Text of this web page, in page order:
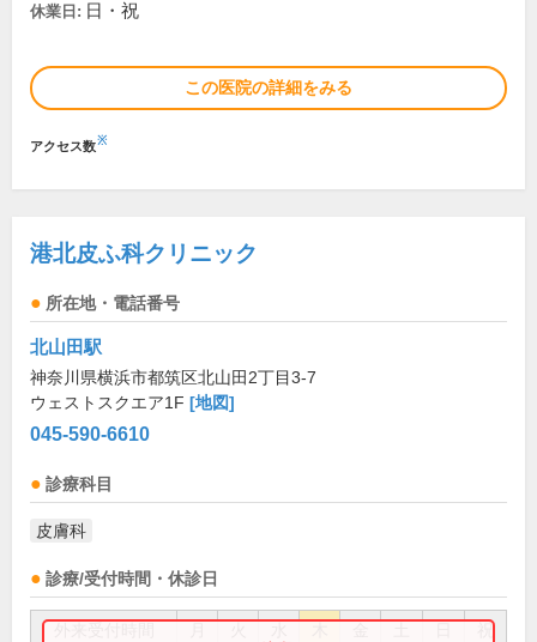
休業日: 日・祝
この医院の詳細をみる
アクセス数※
港北皮ふ科クリニック
所在地・電話番号
北山田駅
神奈川県横浜市都筑区北山田2丁目3-7
ウェストスクエア1F [地図]
045-590-6610
診療科目
皮膚科
診療/受付時間・休診日
祝